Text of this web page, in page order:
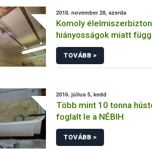
2018. november 28, szerda
Komoly
hiányosságok miatt
a Nébih egy fővárosi
működését
TOVÁBB >
2016. július 5, kedd
Több mint 10 tonna
foglalt le a NÉBIH
TOVÁBB >